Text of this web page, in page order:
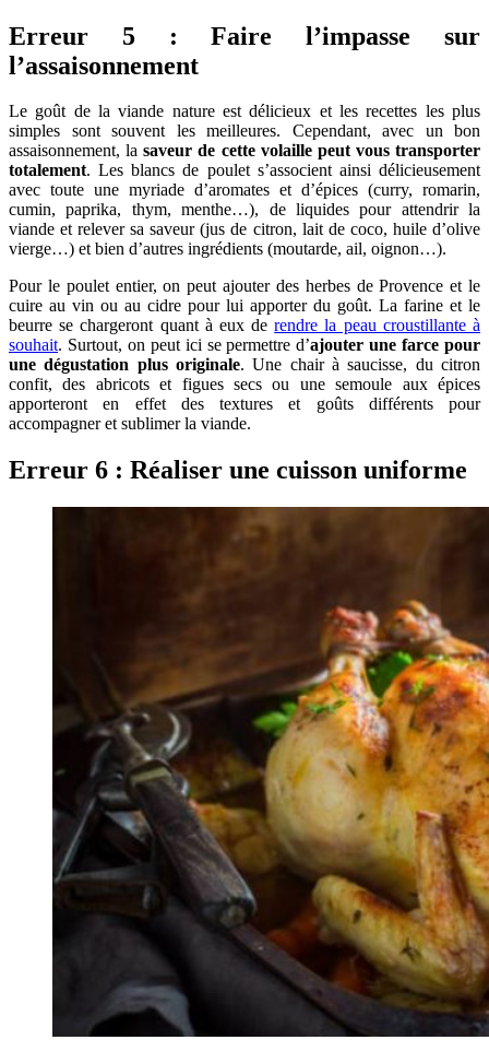
Erreur 5 : Faire l’impasse sur
l’assaisonnement
Le goût de la viande nature est délicieux et les recettes les plus
simples sont souvent les meilleures. Cependant, avec un bon
assaisonnement, lasaveur de cette volaille peut vous transporter
totalement. Les blancs de poulet s’associent ainsi délicieusement
avec toute une myriade d’aromates et d’épices (curry, romarin,
cumin, paprika, thym, menthe…), de liquides pour attendrir la
viande et relever sa saveur (jus de citron, lait de coco, huile d’olive
vierge…) et bien d’autres ingrédients (moutarde, ail, oignon…).
Pour le poulet entier, on peut ajouter des herbes de Provence et le
cuire au vin ou au cidre pour lui apporter du goût. La farine et le
beurre se chargeront quant à eux derendre la peau croustillante à
souhait. Surtout, on peut ici se permettre d’ajouter une farce pour
une dégustation plus originale. Une chair à saucisse, du citron
confit, des abricots et figues secs ou une semoule aux épices
apporteront en effet des textures et goûts différents pour
accompagner et sublimer la viande.
Erreur 6 : Réaliser une cuisson uniforme